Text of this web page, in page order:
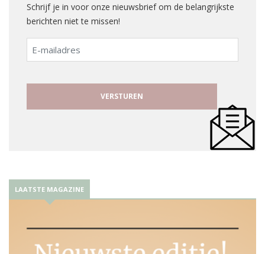
Schrijf je in voor onze nieuwsbrief om de belangrijkste
berichten niet te missen!
E-
mailadres
LAATSTE MAGAZINE